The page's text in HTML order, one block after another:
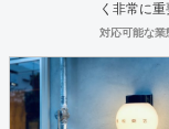
く非常に
は、目立
の想い（理
ン事務所
しました
対応可能な業